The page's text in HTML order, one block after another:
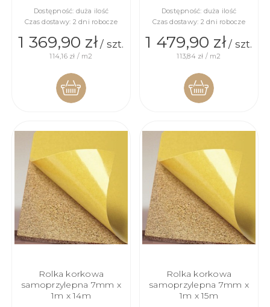
Dostępność: duża ilość
Czas dostawy: 2 dni robocze
1 369,90 zł/ szt.
114,16 zł / m2
KOSZYKA
Dostępność: duża ilość
Czas dostawy: 2 dni robocze
1 479,90 zł/ szt.
113,84 zł / m2
KOSZYKA
Rolka korkowa
samoprzylepna 7mm x
1m x 14m
Rolka korkowa
samoprzylepna 7mm x
1m x 15m